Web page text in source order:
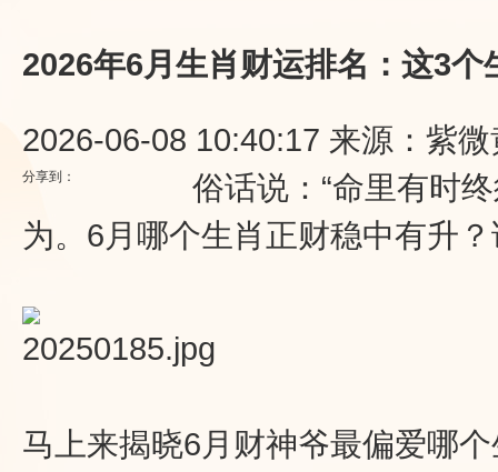
2026年6月生肖财运排名：这3
2026-06-08 10:40:17 来源：紫
分享到：
俗话说：“命里有时
为。6月哪个生肖正财稳中有升
马上来揭晓6月财神爷最偏爱哪